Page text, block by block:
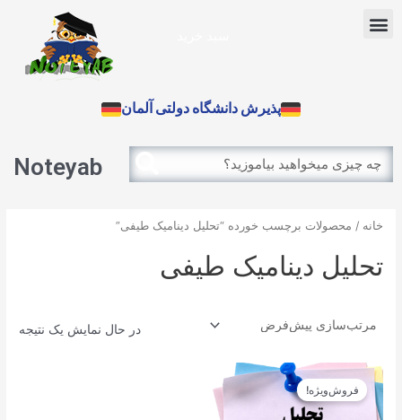
Menu
پذیرش دانشگاه دولتی آلمان
Search
Search
Noteyab
خانه / محصولات برچسب خورده “تحلیل دینامیک طیفی”
تحلیل دینامیک طیفی
در حال نمایش یک نتیجه
فروش‌ویژه!
قیمت
اصلی
بود.
قیمت
11.610تومان